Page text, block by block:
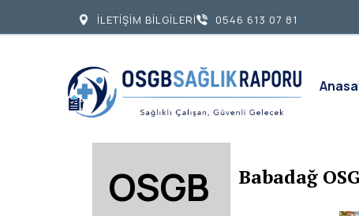
OSGB
Babadağ
İLETİŞİM BİLGİLERİ 0546 613 07 81